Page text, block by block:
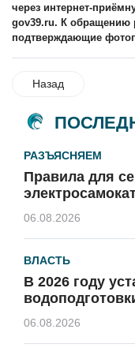
через интернет-
gov39.ru. К обращению
подтверждающие
Назад
РАЗЪЯСНЯЕМ
Правила для
06.08.2026
ВЛАСТЬ
В 2026 году
06.08.2026